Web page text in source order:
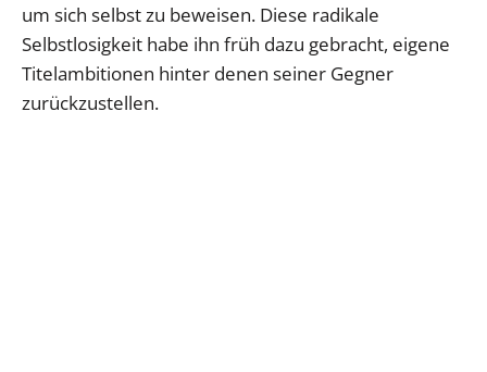
um sich selbst zu beweisen. Diese radikale
Selbstlosigkeit habe ihn früh dazu gebracht, eigene
Titelambitionen hinter denen seiner Gegner
zurückzustellen.